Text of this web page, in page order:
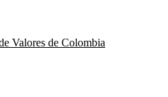
Valores de Colombia